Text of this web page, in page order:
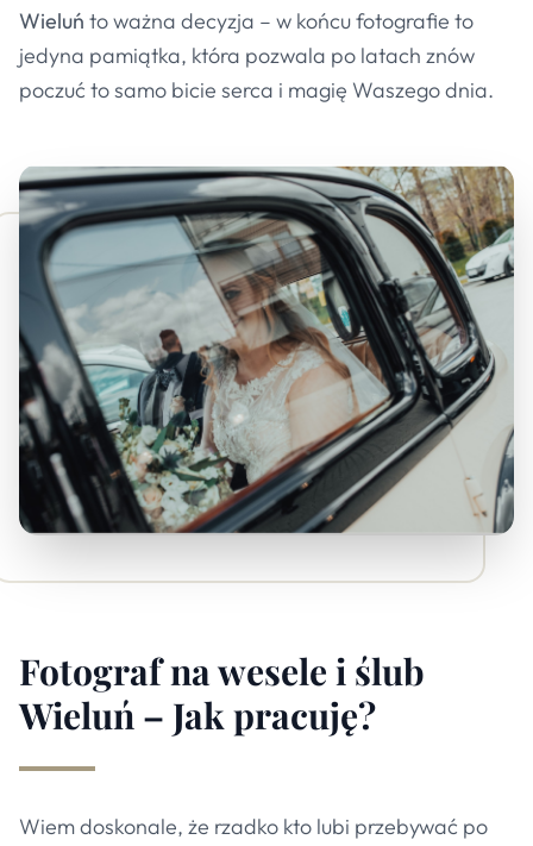
Wieluń to ważna decyzja – w końcu fotografie to
jedyna pamiątka, która pozwala po latach znów
poczuć to samo bicie serca i magię Waszego dnia.
Fotograf na wesele i ślub
Wieluń – Jak pracuję?
Wiem doskonale, że rzadko kto lubi przebywać po